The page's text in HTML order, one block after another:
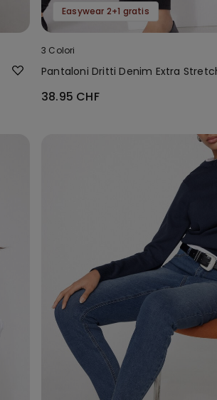
Easywear 2+1 gratis
3 Colori
Pantaloni Dritti Denim Extra
38.95 CHF